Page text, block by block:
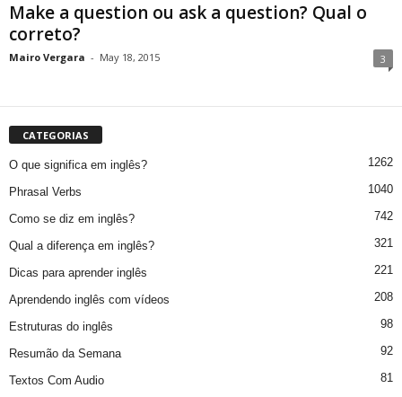
Make a question ou ask a question? Qual o
correto?
Mairo Vergara - May 18, 2015 3
CATEGORIAS
O que significa em inglês? 1262
Phrasal Verbs 1040
Como se diz em inglês? 742
Qual a diferença em inglês? 321
Dicas para aprender inglês 221
Aprendendo inglês com vídeos 208
Estruturas do inglês 98
Resumão da Semana 92
Textos Com Audio 81